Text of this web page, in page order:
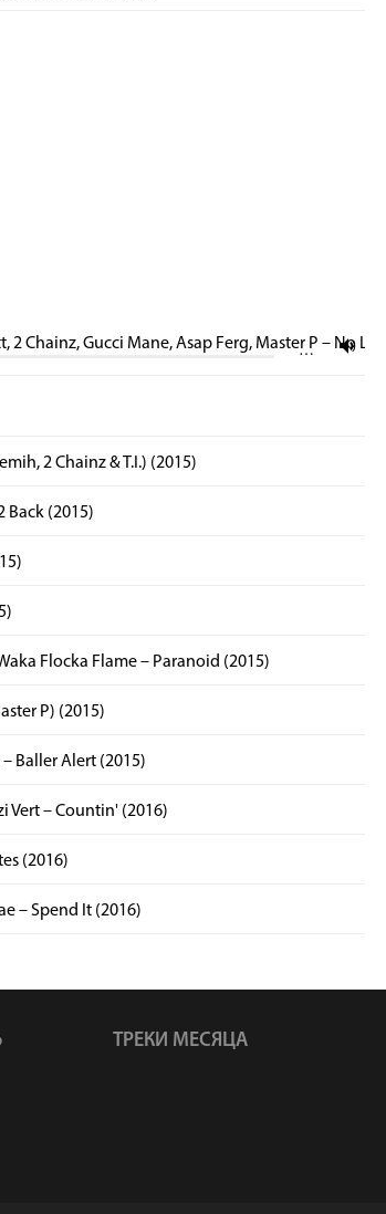
2 Chainz, Gucci Mane, Asap Ferg, Master P – No
…
2 Chainz & T.I.) (2015)
Back (2015)
Flocka Flame – Paranoid (2015)
P) (2015)
– Baller Alert (2015)
Vert – Countin' (2016)
(2016)
– Spend It (2016)
ТРЕКИ МЕСЯЦА